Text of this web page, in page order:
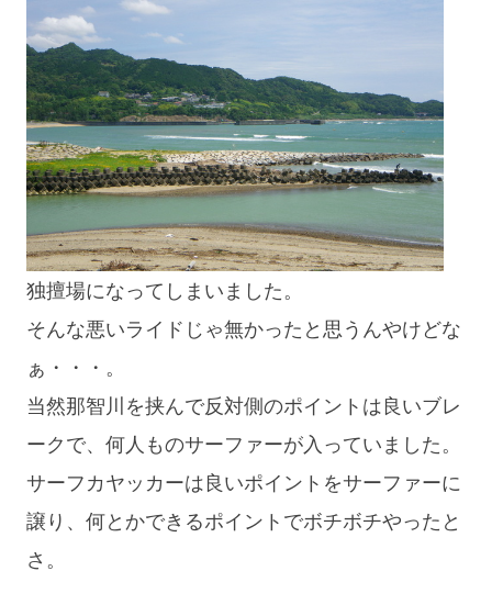
独擅場になってしまいました。
そんな悪いライドじゃ無かったと思うんやけどな
ぁ・・・。
当然那智川を挟んで反対側のポイントは良いブレ
ークで、何人ものサーファーが入っていました。
サーフカヤッカーは良いポイントをサーファーに
譲り、何とかできるポイントでボチボチやったと
さ。